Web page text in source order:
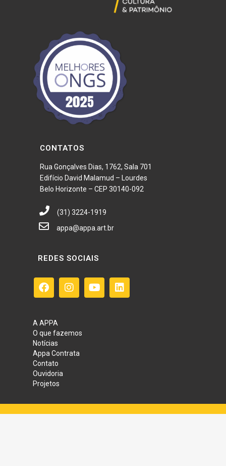
CONTATOS
Rua Gonçalves Dias, 1762, Sala 701
Edifício David Malamud – Lourdes
Belo Horizonte – CEP 30140-092
(31) 3224-1919
appa@appa.art.br
REDES SOCIAIS
A APPA
O que fazemos
Notícias
Appa Contrata
Contato
Ouvidoria
Projetos